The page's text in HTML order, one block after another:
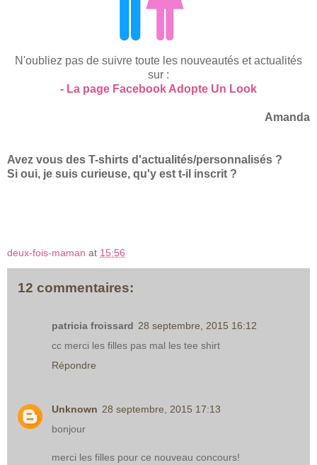
N'oubliez pas de suivre toute les nouveautés et actualités
sur :
- La page Facebook Adopte Un Look
Amanda
Avez vous des T-shirts d'actualités/personnalisés ?
Si oui, je suis curieuse, qu'y est t-il inscrit ?
deux-fois-maman at 15:56
12 commentaires:
patricia froissard 28 septembre, 2015 16:12
cc merci les filles pas mal les tee shirt
Répondre
Unknown 28 septembre, 2015 17:13
bonjour
merci les filles pour ce nouveau concours!